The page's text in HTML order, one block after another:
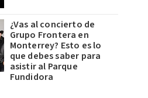
¿Vas al concierto de
Grupo Frontera en
Monterrey? Esto es lo
que debes saber para
asistir al Parque
Fundidora